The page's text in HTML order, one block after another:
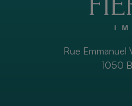
Rue Emmanuel
1050